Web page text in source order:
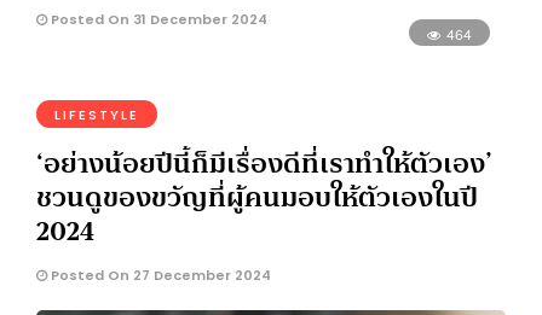
Posted On 31 December 2024
464
LIFESTYLE
‘อย่างน้อยปีนี้ก็มีเรื่องดีที่เราทำให้ตัวเอง’
ชวนดูของขวัญที่ผู้คนมอบให้ตัวเองในปี
2024
Posted On 27 December 2024